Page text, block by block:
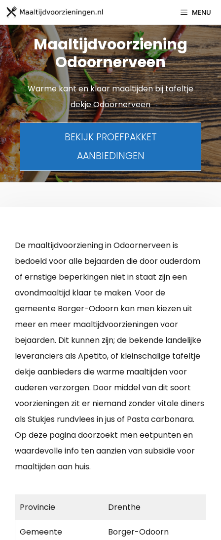
Spring
naar
inhoud
MENU
Maaltijdvoorziening
Odoornerveen
Warme kant en klaar maaltijden bij tafeltje
dekje Odoornerveen
BEKIJK PROEFPAKKET
AANBIEDINGEN
De maaltijdvoorziening in Odoornerveen is
bedoeld voor alle bejaarden die door ouderdom
of ernstige beperkingen niet in staat zijn een
avondmaaltijd klaar te maken. Voor de
gemeente Borger-Odoorn kan men kiezen uit
meer en meer maaltijdvoorzieningen voor
bejaarden. Dit kunnen zijn; de bekende landelijke
leveranciers als Apetito, of kleinschalige tafeltje
dekje aanbieders die warme maaltijden voor
ouderen verzorgen. Door middel van dit soort
voorzieningen zit er niemand zonder vitale diners
als Stukjes rundvlees in jus of Pasta carbonara.
Op deze pagina doorzoekt men eetpunten en
waardevolle info ten aanzien van subsidie voor
maaltijden aan huis.
Provincie Drenthe
Gemeente Borger-Odoorn